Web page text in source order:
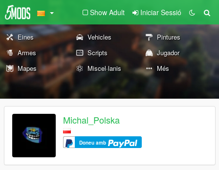
Show Adult Iniciar Sessió
Eines Vehicles
Pintures
Armes
Scripts
Jugador
Mapes
Miscel·lanis Més
Michal_Polska
Doneu amb